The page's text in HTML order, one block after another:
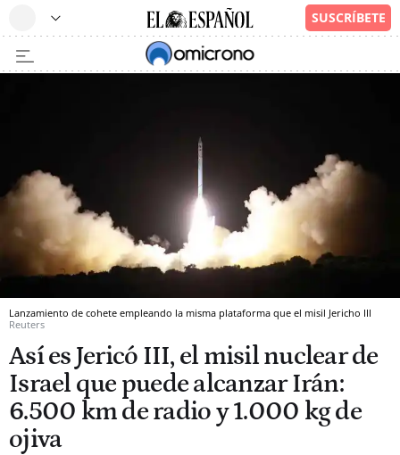
Lanzamiento de cohete empleando la misma plataforma que el misil Jericho III
Reuters
Así es Jericó III, el misil nuclear de
Israel que puede alcanzar Irán:
6.500 km de radio y 1.000 kg de
ojiva